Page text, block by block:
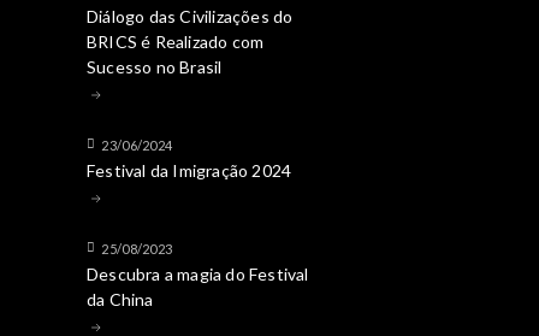
Diálogo das Civilizações do
BRICS é Realizado com
Sucesso no Brasil
23/06/2024
Festival da Imigração 2024
25/08/2023
Descubra a magia do Festival
da China